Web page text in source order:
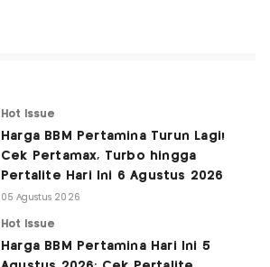
Hot Issue
Harga BBM Pertamina Turun Lagi!
Cek Pertamax, Turbo hingga
Pertalite Hari Ini 6 Agustus 2026
05 Agustus 2026
Hot Issue
Harga BBM Pertamina Hari Ini 5